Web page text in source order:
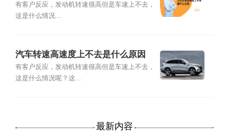
有客户反应，发动机转速很高但是车速上不去，
这是什么情况...
汽车转速高速度上不去是什么原因
有客户反应，发动机转速很高但是车速上不去，
这是什么情况呢？这...
最新内容